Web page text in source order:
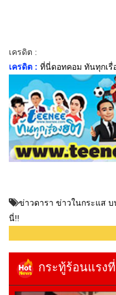
เครดิต :
เครดิต : ที่นี่ดอทคอม ทันทุกเรื่
ข่าวดารา ข่าวในกระแส บ
นี่!!
กระทู้ร้อนแรง